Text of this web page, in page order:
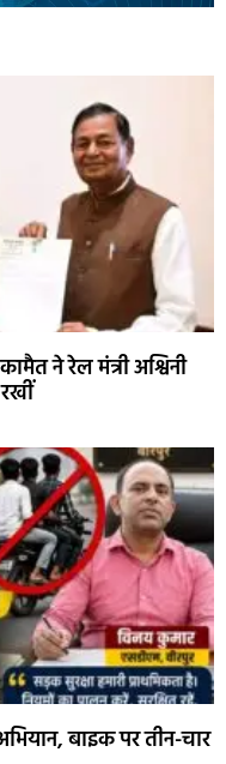
ने रेल मंत्री अश्विनी
बाइक पर तीन-चार